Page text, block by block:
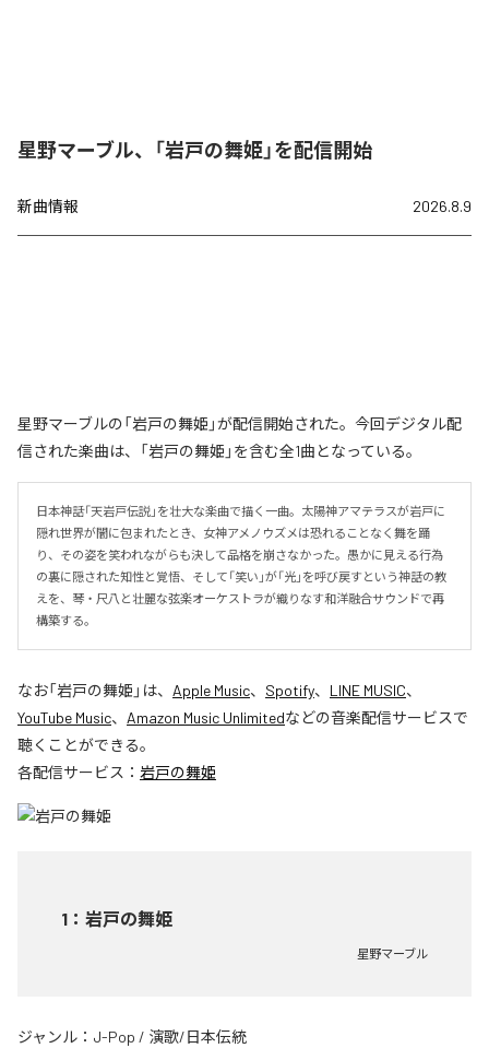
星野マーブル、「岩戸の舞姫」を配信開始
新曲情報 2026.8.9
星野マーブルの「岩戸の舞姫」が配信開始された。今回デジタル配
信された楽曲は、「岩戸の舞姫」を含む全1曲となっている。
日本神話「天岩戸伝説」を壮大な楽曲で描く一曲。太陽神アマテラスが岩戸に
隠れ世界が闇に包まれたとき、女神アメノウズメは恐れることなく舞を踊
り、その姿を笑われながらも決して品格を崩さなかった。愚かに見える行為
の裏に隠された知性と覚悟、そして「笑い」が「光」を呼び戻すという神話の教
えを、琴・尺八と壮麗な弦楽オーケストラが織りなす和洋融合サウンドで再
構築する。
なお「岩戸の舞姫 」は、 Apple Music、 Spotify、 LINE MUSIC、
YouTube Music、 Amazon Music Unlimitedなどの音楽配信サービスで
聴くことができる。
各配信サービス： 岩戸の舞姫
1 ： 岩戸の舞姫
星野マーブル
ジャンル： J-Pop / 演歌/日本伝統